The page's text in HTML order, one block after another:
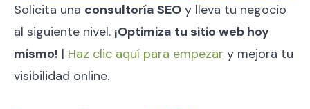
Solicita una consultoría SEO y lleva tu negocio
al siguiente nivel. ¡Optimiza tu sitio web hoy
mismo! | Haz clic aquí para empezar y mejora tu
visibilidad online.